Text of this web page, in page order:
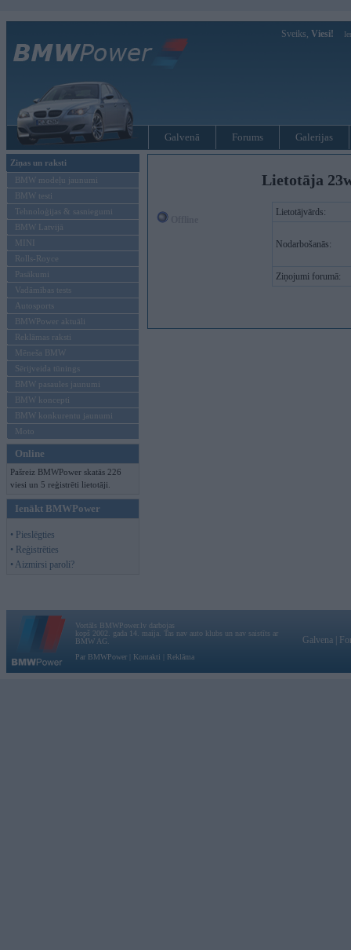
Sveiks, Viesi!
Galvenā Forums Galerijas
Ziņas un raksti
BMW modeļu jaunumi
BMW testi
Tehnoloģijas & sasniegumi
BMW Latvijā
MINI
Rolls-Royce
Pasākumi
Vadāmības tests
Autosports
BMWPower aktuāli
Reklāmas raksti
Mēneša BMW
Sērijveida tūnings
BMW pasaules jaunumi
BMW koncepti
BMW konkurentu jaunumi
Moto
Online
Pašreiz BMWPower skatās 226
viesi un 5 reģistrēti lietotāji.
Ienākt BMWPower
• Pieslēgties
• Reģistrēties
• Aizmirsi paroli?
Lietotāja
Lietotājvārds:
Nodarbošanās:
Ziņojumi forumā:
Vortāls BMWPower.lv darbojas
kopš 2002. gada 14. maija. Tas nav auto klubs un nav saistīts ar
BMW AG.
Par BMWPower
Kontakti Reklāma
Galvena